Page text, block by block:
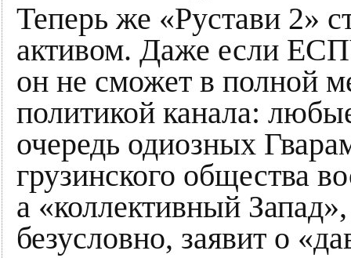
Теперь же «Рустави 2»
активом. Даже если
он не сможет в полной
политикой канала:
очередь одиозных
грузинского общества
а «коллективный
безусловно, заявит о